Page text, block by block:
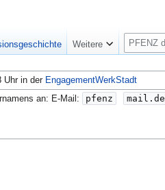
Uhr in der EngagementWerkStadt
an: E-Mail:
pfenz mail.de
Weitere
S
u
c
h
e